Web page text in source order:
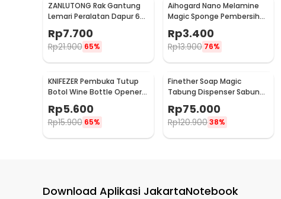
ZANLUTONG Rak Gantung
Lemari Peralatan Dapur 6
Rp7.700
Rp21.900 65%
Aihogard Nano Melamine
Magic Sponge Pembersih
Karat Besi - CW62
Rp3.400
Rp13.900 76%
KNIFEZER Pembuka Tutup
Botol Wine Bottle Opener
Stainless Steel - WS01
Rp5.600
Rp15.900 65%
Finether Soap Magic
Tabung Dispenser Sabun
Rp75.000
Rp120.90038%
Download Aplikasi JakartaNotebook